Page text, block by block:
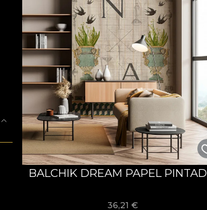
BALCHIK DREAM PAPEL
36,21 €